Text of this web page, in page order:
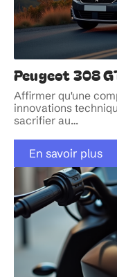
Peugeot 308
Affirmer qu'une
innovations
sacrifier au…
En savoir plus